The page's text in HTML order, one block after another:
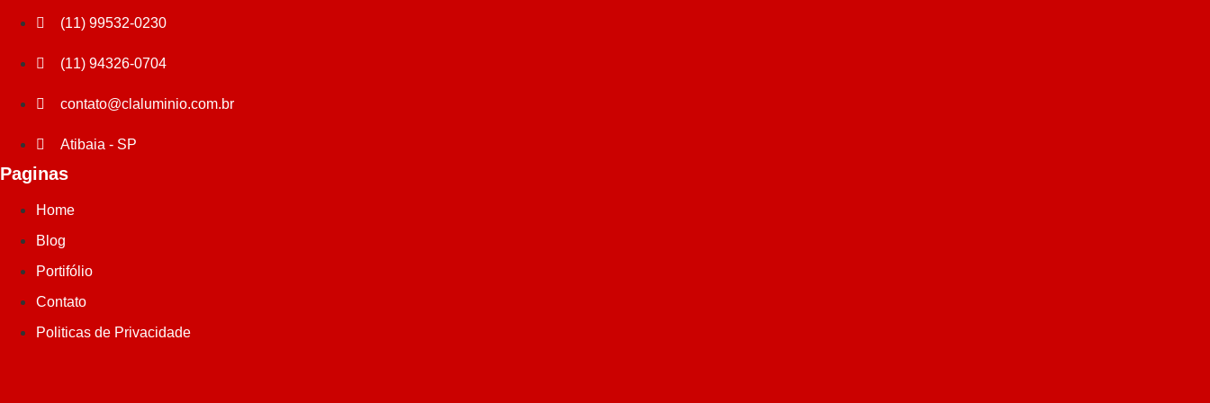
(11) 99532-0230
(11) 94326-0704
contato@claluminio.com.br
Atibaia - SP
Paginas
Home
Blog
Portifólio
Contato
Politicas de Privacidade